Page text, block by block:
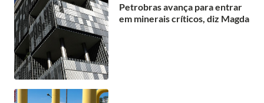
Petrobras avança para entrar
em minerais críticos, diz Magda